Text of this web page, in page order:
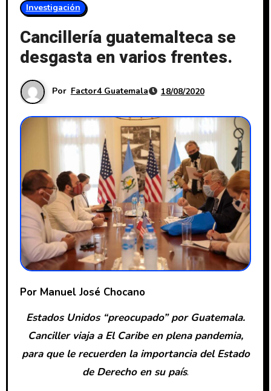
Investigación
Cancillería guatemalteca se
desgasta en varios frentes.
Por Factor4 Guatemala 18/08/2020
Por Manuel José Chocano
Estados Unidos “preocupado” por Guatemala.
Canciller viaja a El Caribe en plena pandemia,
para que le recuerden la importancia del Estado
de Derecho en su país.